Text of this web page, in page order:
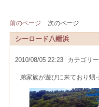
前のページ
次のページ
シーロード八幡浜
2010/08/05 22:23 カテゴリー
弟家族が遊びに来ており甥